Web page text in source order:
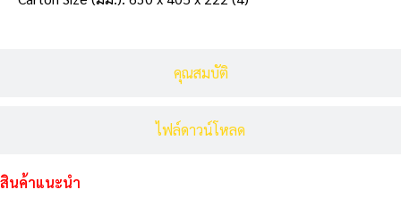
คุณสมบัติ
ไฟล์ดาวน์โหลด
สินค้าแนะนำ